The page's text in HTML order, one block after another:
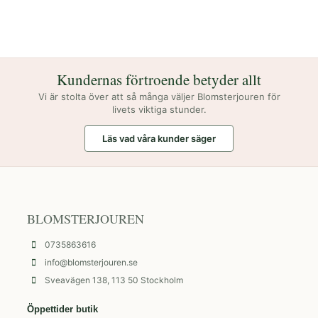
Kundernas förtroende betyder allt
Vi är stolta över att så många väljer Blomsterjouren för
livets viktiga stunder.
Läs vad våra kunder säger
BLOMSTERJOUREN
0735863616
info@blomsterjouren.se
Sveavägen 138, 113 50 Stockholm
Öppettider butik